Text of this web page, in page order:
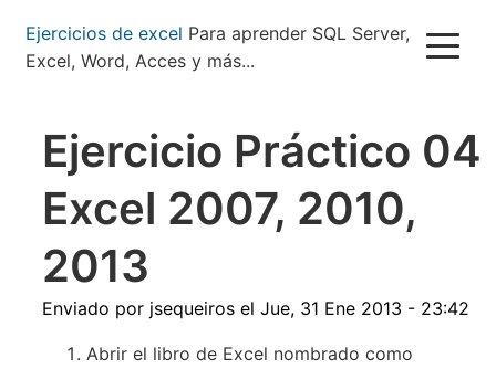
Pasar
contenido
Ejercicios de excel Para aprender SQL Server,
Excel, Word, Acces y más...
Ejercicio Práctico 04
Excel 2007, 2010,
2013
Enviado por jsequeiros el Jue, 31 Ene 2013 - 23:42
Abrir el libro de Excel nombrado como